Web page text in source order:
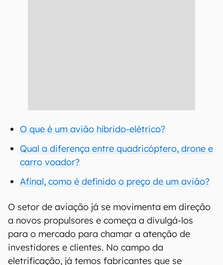
O que é um avião híbrido-elétrico?
Qual a diferença entre quadricóptero, drone e
carro voador?
Afinal, como é definido o preço de um avião?
O setor de aviação já se movimenta em direção
a novos propulsores e começa a divulgá-los
para o mercado para chamar a atenção de
investidores e clientes. No campo da
eletrificação, já temos fabricantes que se